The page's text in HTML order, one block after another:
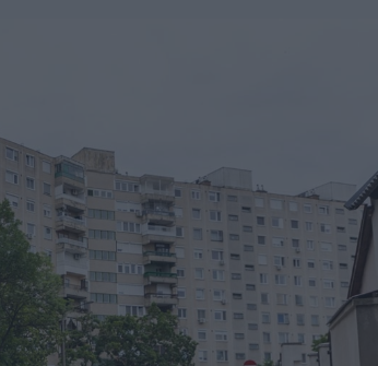
Debreceni
Bővebben
Folytatódik az
fát ültetünk!
2024.12.09